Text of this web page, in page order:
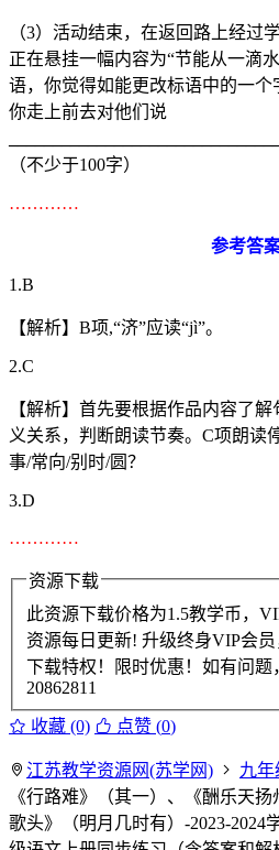
（3）活动结束，在返回路上经过
正在悬挂一幅内容为“节能从一滴
语，你觉得如能更改标语中的一
你走上前去对他们说
（不少于100字）
…………
参考答
1.B
【解析】B项,“济”应读“jì”。
2.C
【解析】首先要根据作品内容了
义关系，判断朗读节奏。C项朗读
事/常向/别时/圆？
3.D
…………
资源下载
此资源下载价格为1.5教学币，
资源每日更新! 升级终身VIP会
下载特权！限时优惠！如有问题
20862811
收藏 (0) 点赞 (0)
江苏教学资源网(苏学网) 九年
《行路难》（其一）、《酬乐天
歌头》（明月几时有）-2023-2024